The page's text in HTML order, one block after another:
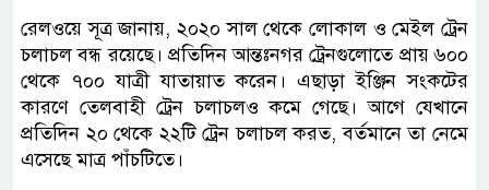
রেলওয়ে সূত্র জানায়, ২০২০ সাল থেকে লোকাল ও মেইল ট্রেন
চলাচল বন্ধ রয়েছে। প্রতিদিন আন্তঃনগর ট্রেনগুলোতে প্রায় ৬০০
থেকে ৭০০ যাত্রী যাতায়াত করেন। এছাড়া ইঞ্জিন সংকটের
কারণে তেলবাহী ট্রেন চলাচলও কমে গেছে। আগে যেখানে
প্রতিদিন ২০ থেকে ২২টি ট্রেন চলাচল করত, বর্তমানে তা নেমে
এসেছে মাত্র পাঁচটিতে।